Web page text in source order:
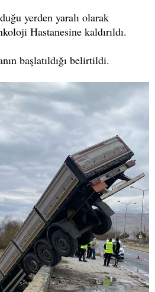
yerden yaralı olarak
Hastanesine kaldırıldı.
başlatıldığı belirtildi.